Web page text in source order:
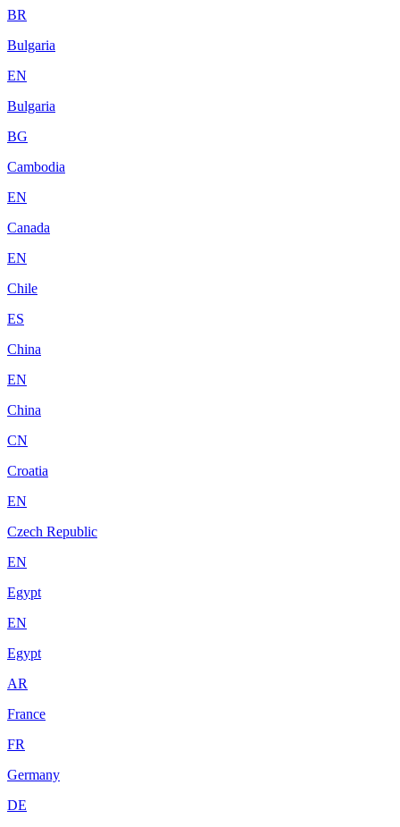
BR
Bulgaria
EN
Bulgaria
BG
Cambodia
EN
Canada
EN
Chile
ES
China
EN
China
CN
Croatia
EN
Czech Republic
EN
Egypt
EN
Egypt
AR
France
FR
Germany
DE